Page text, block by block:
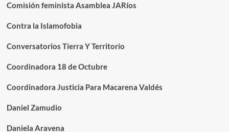
Comisión feminista Asamblea JARíos
Contra la Islamofobia
Conversatorios Tierra Y Territorio
Coordinadora 18 de Octubre
Coordinadora Justicia Para Macarena Valdés
Daniel Zamudio
Daniela Aravena